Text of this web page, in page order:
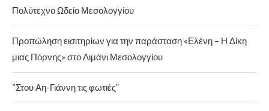
Πολύτεχνο Ωδείο Μεσολογγίου
Προπώληση εισιτηρίων για την παράσταση «Ελένη – Η Δίκη
μιας Πόρνης» στο Λιμάνι Μεσολογγίου
“Στου Αη-Γιάννη τις φωτιές”